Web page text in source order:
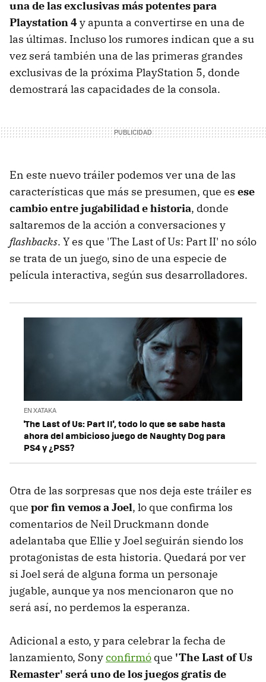
una de las exclusivas más potentes para
Playstation 4y apunta a convertirse en una de
las últimas. Incluso los rumores indican que a su
vez será también una de las primeras grandes
exclusivas de la próxima PlayStation 5, donde
demostrará las capacidades de la consola.
En este nuevo tráiler podemos ver una de las
características que más se presumen, que es ese
cambio entre jugabilidad e historia, donde
saltaremos de la acción a conversaciones y
flashbacks. Y es que 'The Last of Us: Part II' no sólo
se trata de un juego, sino de una especie de
película interactiva, según sus desarrolladores.
EN XATAKA
'The Last of Us: Part II', todo lo que se sabe hasta
ahora del ambicioso juego de Naughty Dog para
PS4 y ¿PS5?
Otra de las sorpresas que nos deja este tráiler es
que por fin vemos a Joel, lo que confirma los
comentarios de Neil Druckmann donde
adelantaba que Ellie y Joel seguirán siendo los
protagonistas de esta historia. Quedará por ver
si Joel será de alguna forma un personaje
jugable, aunque ya nos mencionaron que no
será así, no perdemos la esperanza.
Adicional a esto, y para celebrar la fecha de
lanzamiento, Sonyconfirmó que 'The Last of Us
Remaster' será uno de los juegos gratis de